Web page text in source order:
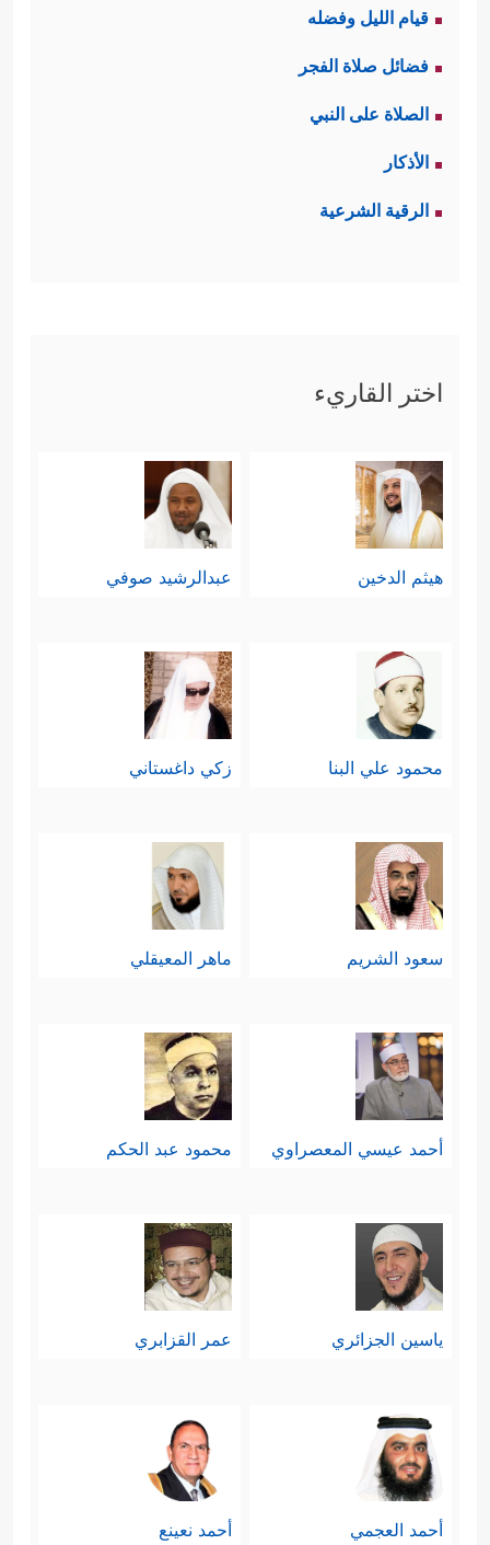
قيام الليل وفضله
فضائل صلاة الفجر
الصلاة على النبي
الأذكار
الرقية الشرعية
اختر القاريء
هيثم الدخين عبدالرشيد صوفي
محمود علي البنا زكي داغستاني
سعود الشريم ماهر المعيقلي
أحمد عيسي المعصراوي محمود عبد الحكم
ياسين الجزائري عمر القزابري
أحمد العجمي أحمد نعينع